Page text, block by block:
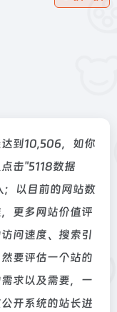
到10,506，如你
击"5118数据
；以目前的网站数
更多网站价值评
问速度、搜索引
要评估一个站的
求以及需要，一
开系统的站长进